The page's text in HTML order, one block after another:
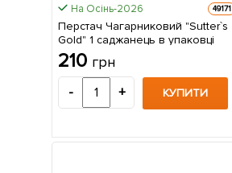
На Осінь-2026 49171
Перстач Чагарниковий "Sutter`s
Gold" 1 саджанець в упаковці
210 грн
- + КУПИТИ